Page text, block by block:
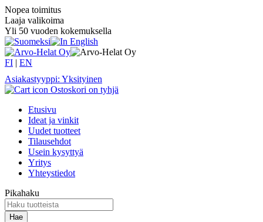
Nopea toimitus
Laaja valikoima
Yli 50 vuoden kokemuksella
FI | EN
Asiakastyyppi: Yksityinen
Ostoskori on tyhjä
Etusivu
Ideat ja vinkit
Uudet tuotteet
Tilausehdot
Usein kysyttyä
Yritys
Yhteystiedot
Pikahaku